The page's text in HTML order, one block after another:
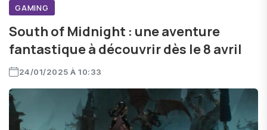
GAMING
South of Midnight : une aventure
fantastique à découvrir dès le 8 avril
24/01/2025 À 10:33